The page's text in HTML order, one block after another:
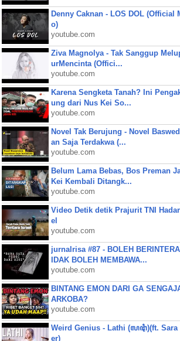
Denny Caknan - LOS DOL (Official
o)
youtube.com
Ziva Magnolya - Tak Sanggup
urMencinta (Offici...
youtube.com
Karena Sengketa Tanah? Ini
ung dari Nus Kei So...
youtube.com
Novel Tak Berujung - Novel
an Saja Terdakwa (...
youtube.com
Belum Lama Bebas, Bos Preman
Kei Kembali Ditangk...
youtube.com
Video Detik detik Prajurit TNI
el
youtube.com
jurnalrisa #87 - BOLEH
IDAK BOLEH MEMBAWA...
youtube.com
BINTANG EMON DARI GA
ARKOBA?
youtube.com
Weird Genius - Lathi (ꦭꦛꦶ)(ft. Sara
er)